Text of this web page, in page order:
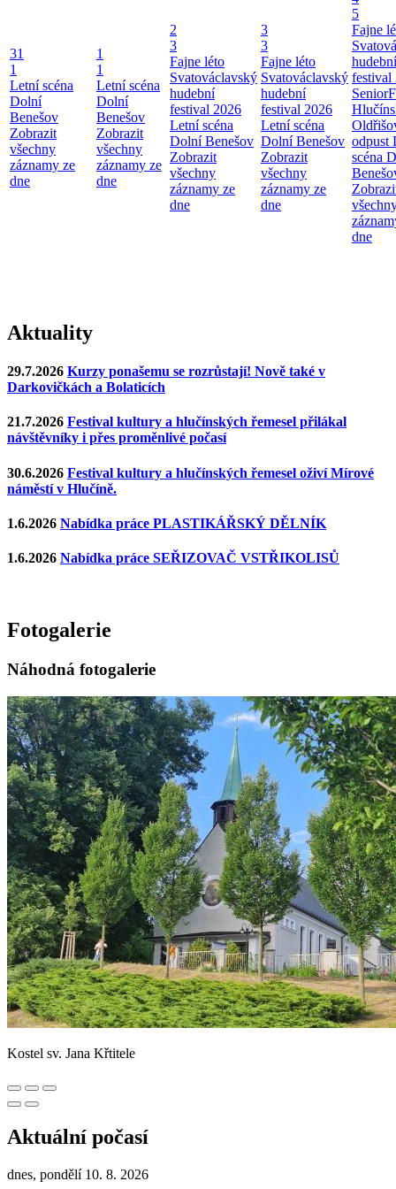
31
1
Letní scéna
Dolní
Benešov
Zobrazit
všechny
záznamy ze
dne
1
1
Letní scéna
Dolní
Benešov
Zobrazit
všechny
záznamy ze
dne
2
3
Fajne léto
Svatováclavský
hudební
festival 2026
Letní scéna
Dolní Benešov
Zobrazit
všechny
záznamy ze
dne
3
3
Fajne léto
Svatováclavský
hudební
festival 2026
Letní scéna
Dolní Benešov
Zobrazit
všechny
záznamy ze
dne
5
Fajne
hudební
festival
odpust
scéna
dne
Aktuality
29.7.2026 Kurzy ponašemu se rozrůstají! Nově také v
Darkovičkách a Bolaticích
21.7.2026 Festival kultury a hlučínských řemesel přilákal
návštěvníky i přes proměnlivé počasí
30.6.2026 Festival kultury a hlučínských řemesel oživí Mírové
náměstí v Hlučíně.
1.6.2026 Nabídka práce PLASTIKÁŘSKÝ DĚLNÍK
1.6.2026 Nabídka práce SEŘIZOVAČ VSTŘIKOLISŮ
Fotogalerie
Náhodná fotogalerie
Kostel sv. Jana Křtitele
Aktuální počasí
dnes, pondělí 10. 8. 2026